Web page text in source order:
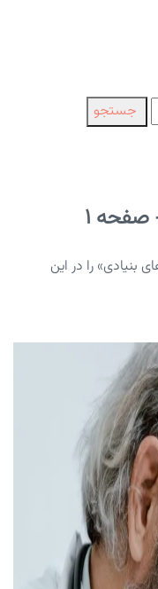
جستجو
1
بنیادی» را در این